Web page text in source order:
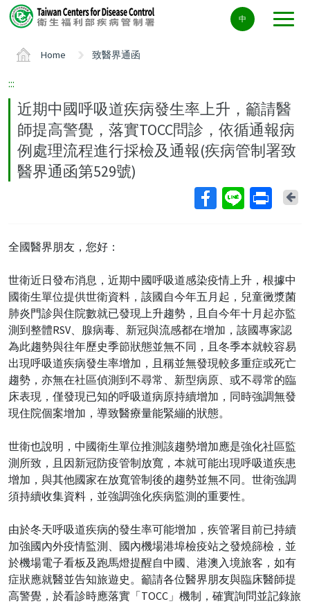
Center
block
中
Home 致醫界通函
:::
近期中國呼吸道疾病發生率上升，籲請醫
師提高警覺，落實TOCC問診，依循通報病
例處理流程進行採檢及通報(疾病管制署致
醫界通函第529號)
全國醫界朋友，您好：
世衛近日發布消息，近期中國呼吸道感染疫情上升，根據中
國衛生單位提供世衛資料，該國自今年五月起，兒童黴漿菌
肺炎門診與住院數就已發現上升趨勢，且自今年十月起亦監
測到整體RSV、腺病毒、新冠與流感都在增加，該國專家認
為此趨勢與往年歷史季節狀態並無不同，且冬季本就較容易
出現呼吸道疾病發生率增加，且稱並無發現較多重症或死亡
趨勢，亦無在社區偵測到不尋常、新型病原、或不尋常的臨
床表現，僅發現已知的呼吸道病原持續增加，同時強調無發
現住院個案增加，導致醫療量能緊繃的狀態。
世衛也說明，中國衛生單位推測該趨勢增加應是強化社區監
測所致，且因新冠防疫管制放寬，本就可能出現呼吸道疾患
增加，與其他國家在放寬管制後的趨勢並無不同。世衛強調
須持續收集資料，並強調強化疾病監測的重要性。
由於冬天呼吸道疾病的發生率可能增加，疾管署目前已持續
加強國內外疫情監測、國內機場港埠檢疫站之發燒篩檢，並
於機場電子看板及跑馬燈提醒自中國、港澳入境旅客，如有
症狀應就醫並告知旅遊史。籲請各位醫界朋友與臨床醫師提
高警覺，於看診時應落實「TOCC」機制，確實詢問並記錄旅